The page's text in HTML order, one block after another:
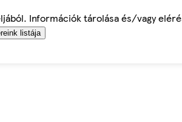
Információk tárolása és/vagy
listája